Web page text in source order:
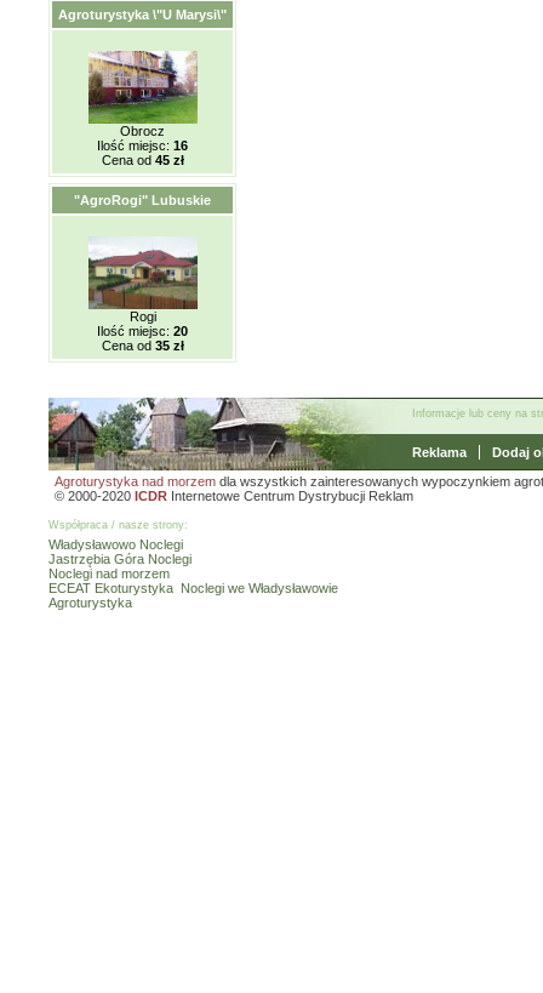
Agroturystyka \"U Marysi\"
Obrocz
Ilość miejsc: 16
Cena od 45 zł
"AgroRogi" Lubuskie
Rogi
Ilość miejsc: 20
Cena od 35 zł
Informacje lub ceny na
Reklama
Dodaj
Agroturystyka nad morzem dla wszystkich zainteresowanych wypoczynkiem
© 2000-2020 ICDR Internetowe Centrum Dystrybucji Reklam
Współpraca / nasze strony:
Władysławowo Noclegi
Jastrzębia Góra Noclegi
Noclegi nad morzem
ECEAT Ekoturystyka Noclegi we Władysławowie
Agroturystyka